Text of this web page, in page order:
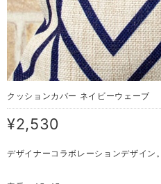
クッションカバー ネイビーウェーブ
¥2,530
デザイナーコラボレーションデザイン。